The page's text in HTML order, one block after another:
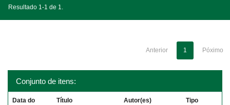
Resultado 1-1 de 1.
Anterior 1 Póximo
Conjunto de itens:
Data do
Título Autor(es) Tipo